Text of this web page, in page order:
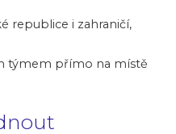
republice i zahraničí,
týmem přímo na místě